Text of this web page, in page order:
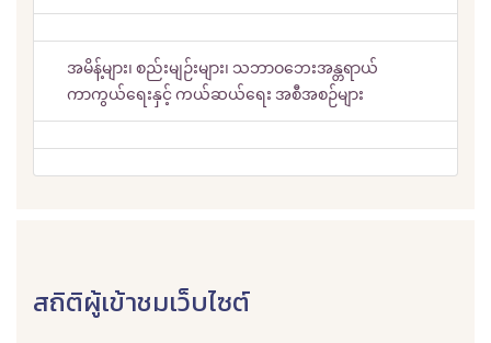
အမိန့်များ၊ စည်းမျဉ်းများ၊ သဘာဝဘေးအန္တရာယ်
ကာကွယ်ရေးနှင့် ကယ်ဆယ်ရေး အစီအစဉ်များ
สถิติผู้เข้าชมเว็บไซต์